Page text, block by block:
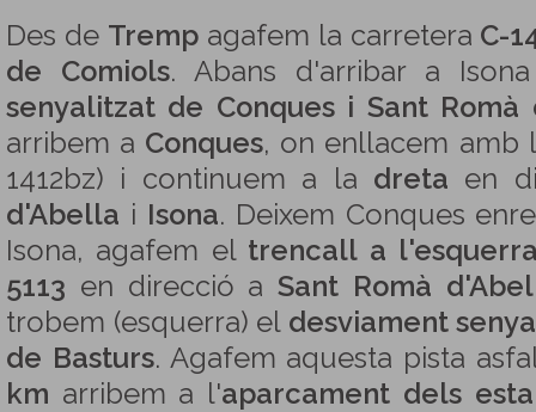
Des de Trempagafem la carretera C-
de Comiols. Abans d'arribar a
senyalitzat de Conques i Sant Romà
arribem a Conques, on enllacem amb
1412bz) i continuem a la dreta en
d'Abella i Isona. Deixem Conques
Isona, agafem el trencall a
5113 en direcció aSant Romà
trobem (esquerra) el desviament
de Basturs. Agafem aquesta pista
km arribem a l'aparcament dels